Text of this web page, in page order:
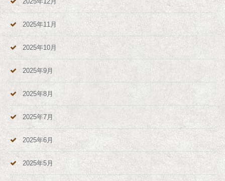
2025年11月
2025年10月
2025年9月
2025年8月
2025年7月
2025年6月
2025年5月